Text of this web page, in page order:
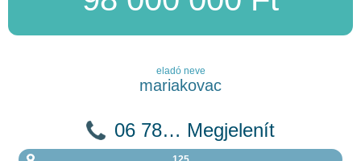
eladó neve
mariakovac
06 78… Megjelenít